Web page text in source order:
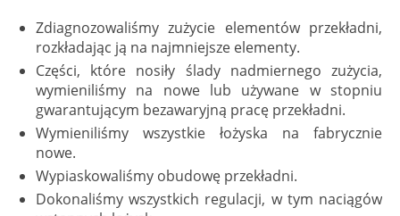
Zdiagnozowaliśmy zużycie elementów przekładni,
rozkładając ją na najmniejsze elementy.
Części, które nosiły ślady nadmiernego zużycia,
wymieniliśmy na nowe lub używane w stopniu
gwarantującym bezawaryjną pracę przekładni.
Wymieniliśmy wszystkie łożyska na fabrycznie
nowe.
Wypiaskowaliśmy obudowę przekładni.
Dokonaliśmy wszystkich regulacji, w tym naciągów